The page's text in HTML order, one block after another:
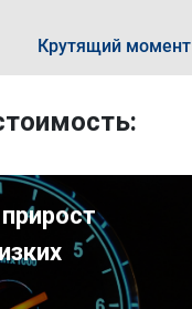
Крутящий момент